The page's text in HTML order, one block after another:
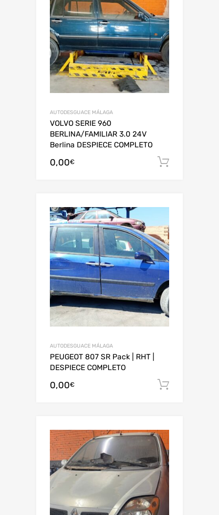
AUTODESGUACE MÁLAGA
VOLVO SERIE 960
BERLINA/FAMILIAR 3.0 24V
Berlina DESPIECE COMPLETO
0,00€
AUTODESGUACE MÁLAGA
PEUGEOT 807 SR Pack | RHT |
DESPIECE COMPLETO
0,00€